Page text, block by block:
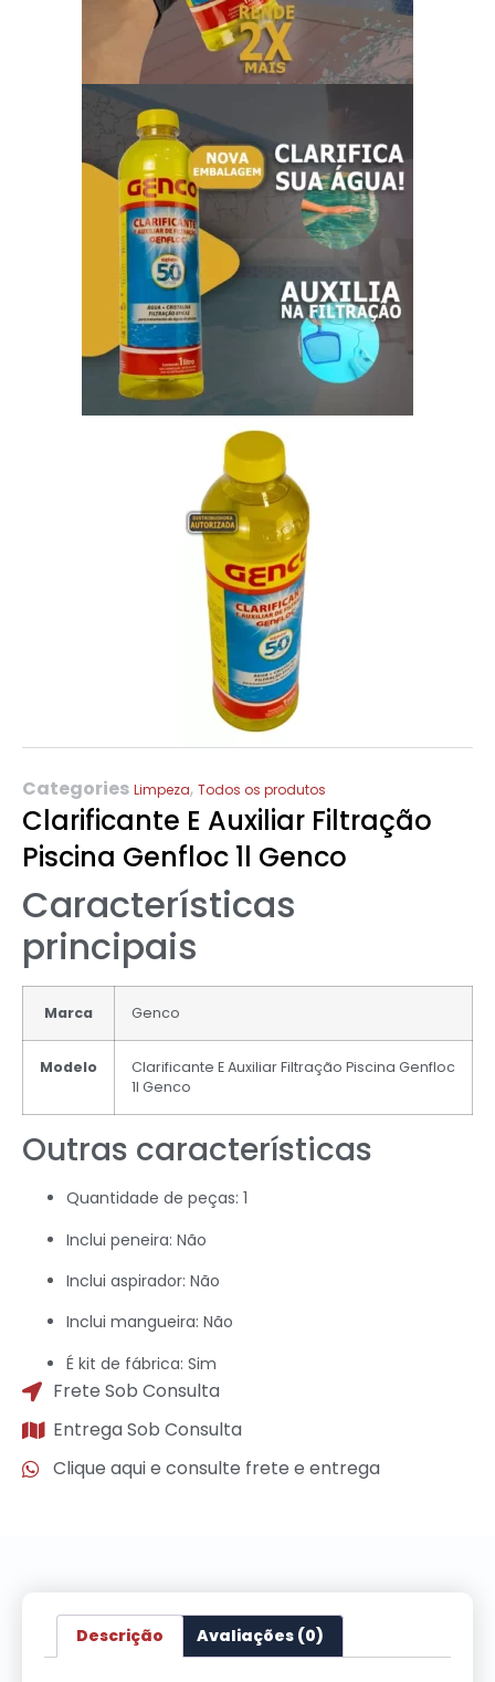
Categories Limpeza, Todos os produtos
Clarificante E Auxiliar Filtração
Piscina Genfloc 1l Genco
Características
principais
Marca Genco
Modelo
Clarificante E Auxiliar Filtração Piscina Genfloc
1l Genco
Outras características
Quantidade de peças: 1
Inclui peneira: Não
Inclui aspirador: Não
Inclui mangueira: Não
É kit de fábrica: Sim
Frete Sob Consulta
Entrega Sob Consulta
Clique aqui e consulte frete e entrega
Descrição Avaliações (0)